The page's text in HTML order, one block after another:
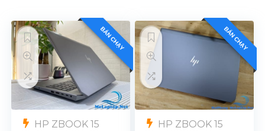
BÁN CHẠY
HP ZBOOK 15
BÁN CHẠY
HP ZBOOK 15